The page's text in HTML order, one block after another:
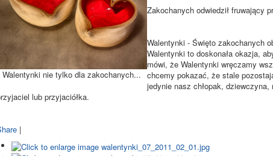
Walentynki nie tylko dla zakochanych...
Zakochanych odwiedził fruwający
Walentynki - Święto zakochanych
Walentynki to doskonała okazja,
mówi, że Walentynki wręczamy
chcemy pokazać, że stale
jedynie nasz chłopak,
lub przyjaciółka.
|